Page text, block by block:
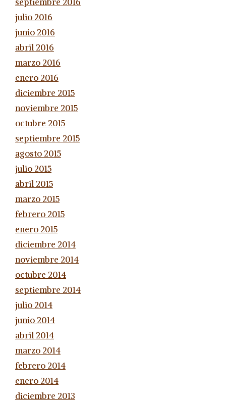
julio 2016
junio 2016
abril 2016
marzo 2016
enero 2016
diciembre 2015
noviembre 2015
octubre 2015
septiembre 2015
agosto 2015
julio 2015
abril 2015
marzo 2015
febrero 2015
enero 2015
diciembre 2014
noviembre 2014
octubre 2014
septiembre 2014
julio 2014
junio 2014
abril 2014
marzo 2014
febrero 2014
enero 2014
diciembre 2013